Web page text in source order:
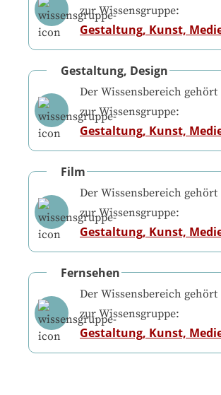
zur Wissensgruppe:
Gestaltung, Kunst,
Gestaltung, Design
Der Wissensbereich gehört
zur Wissensgruppe:
Gestaltung, Kunst,
Film
Der Wissensbereich gehört
zur Wissensgruppe:
Gestaltung, Kunst,
Fernsehen
Der Wissensbereich gehört
zur Wissensgruppe:
Gestaltung, Kunst,